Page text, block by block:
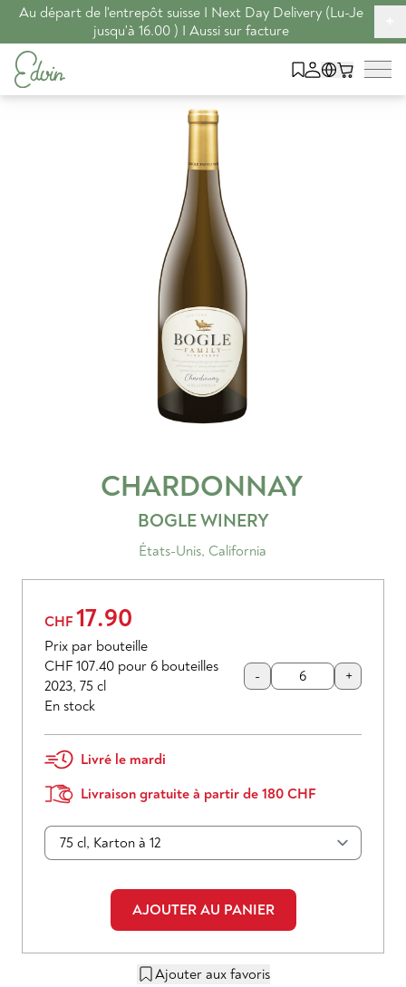
Au départ de l'entrepôt suisse I Next Day Delivery (Lu-Je
jusqu'à 16.00 ) I Aussi sur facture
CHARDONNAY
BOGLE WINERY
États-Unis, California
CHF 17.90
Prix par bouteille
CHF 107.40 pour 6 bouteilles
2023, 75 cl
En stock
- +
Livré le mardi
Livraison gratuite à partir de 180 CHF
AJOUTER AU PANIER
Ajouter aux favoris